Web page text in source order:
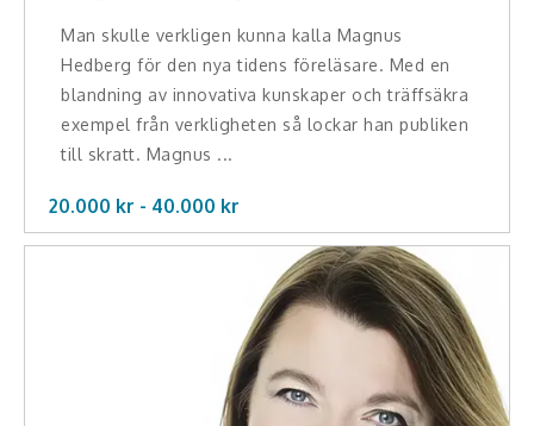
Man skulle verkligen kunna kalla Magnus
Hedberg för den nya tidens föreläsare. Med en
blandning av innovativa kunskaper och träffsäkra
exempel från verkligheten så lockar han publiken
till skratt. Magnus ...
20.000 kr - 40.000 kr